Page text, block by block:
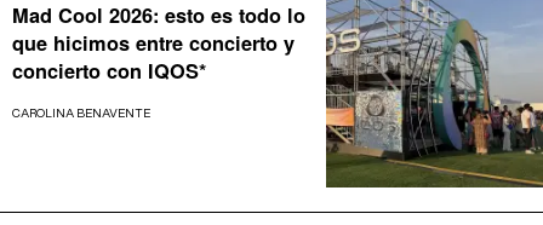
Mad Cool 2026: esto es todo lo
que hicimos entre concierto y
concierto con IQOS*
CAROLINA BENAVENTE